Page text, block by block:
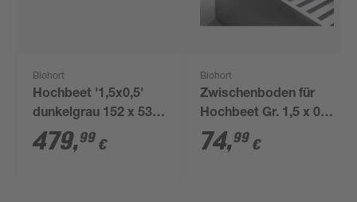
Biohort
Hochbeet '1,5x0,5'
dunkelgrau 152 x 53 x
77 cm
479,99 €
Biohort
Zwischenboden für
Hochbeet Gr. 1,5 x 0,5
m
74,99 €